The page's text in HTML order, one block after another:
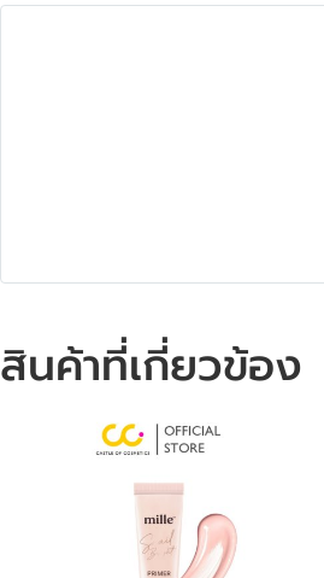
สินค้าที่เกี่ยวข้อง